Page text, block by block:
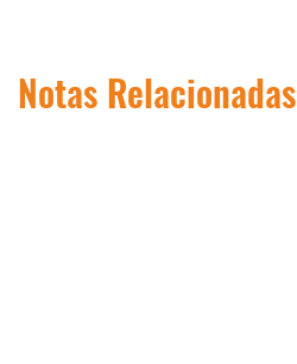
Notas Relacionadas